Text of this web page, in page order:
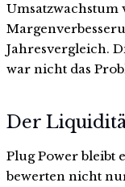
Umsatzwachstum
Jahresvergleich.
war nicht das
Der
Plug Power
bewerten nicht